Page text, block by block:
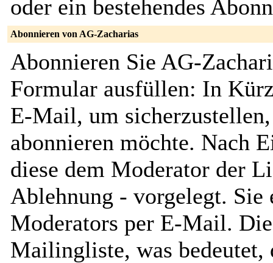
oder ein bestehendes
Abonnieren von AG-Zacharias
Abonnieren Sie AG-
Formular ausfüllen: In
E-Mail, um
abonnieren möchte. Nach
diese dem Moderator der
Ablehnung - vorgelegt. Sie
Moderators per E-Mail.
Mailingliste, was bedeutet,